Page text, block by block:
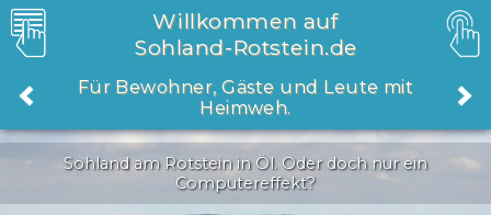
Willkommen auf
Sohland-Rotstein.de
Für Bewohner, Gäste und Leute mit
Heimweh.
Sohland am Rotstein in Öl. Oder doch nur ein
Computereffekt?